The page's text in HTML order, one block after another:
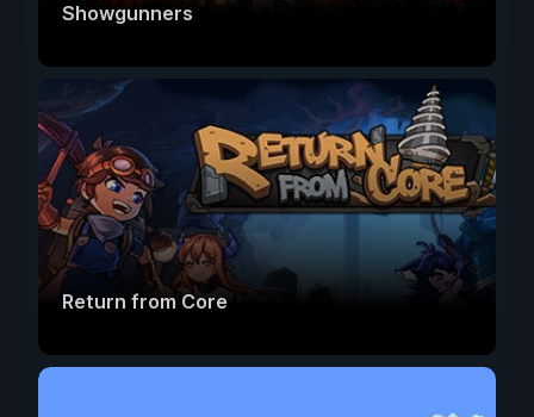
Showgunners
Return from Core